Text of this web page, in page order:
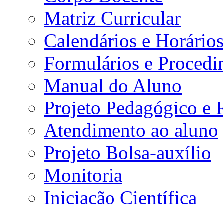
Matriz Curricular
Calendários e Horários
Formulários e
Manual do Aluno
Projeto Pedagógico e
Atendimento ao aluno
Projeto Bolsa-auxílio
Monitoria
Iniciação Científica